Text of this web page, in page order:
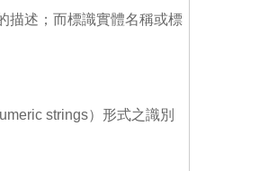
描述；而標識實體名稱或標
strings）形式之識別